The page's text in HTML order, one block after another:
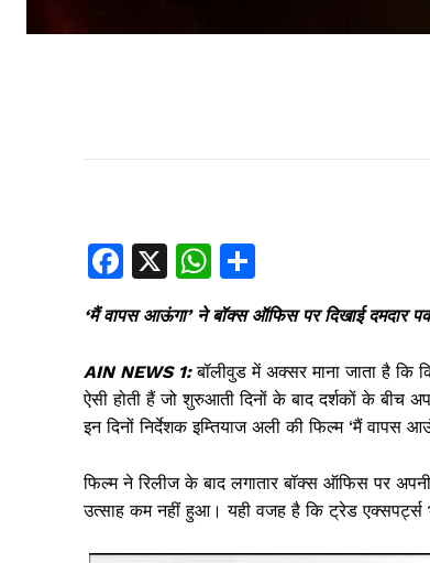
F
c
e
b
o
o
k
X
W
h
at
s
A
p
p
h
ar
e
‘मैं वापस आऊंगा’ ने बॉक्स ऑफिस पर दिखाई दमदार
AIN NEWS 1:बॉलीवुड में अक्सर माना जाता है कि
ऐसी होती हैं जो शुरुआती दिनों के बाद दर्शकों के बीच
इन दिनों निर्देशक इम्तियाज अली की फिल्म ‘मैं वापस
फिल्म ने रिलीज के बाद लगातार बॉक्स ऑफिस पर
उत्साह कम नहीं हुआ। यही वजह है कि ट्रेड एक्सपर्ट्स